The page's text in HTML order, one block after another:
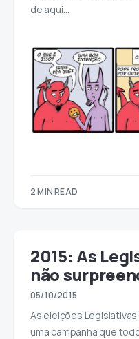
de aqui…
2 MIN READ
2015: As
não
05/10/2015
As eleições
uma campanha que